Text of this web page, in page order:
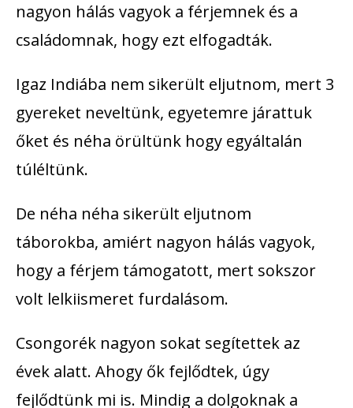
nagyon hálás vagyok a férjemnek és a
családomnak, hogy ezt elfogadták.
Igaz Indiába nem sikerült eljutnom, mert 3
gyereket neveltünk, egyetemre járattuk
őket és néha örültünk hogy egyáltalán
túléltünk.
De néha néha sikerült eljutnom
táborokba, amiért nagyon hálás vagyok,
hogy a férjem támogatott, mert sokszor
volt lelkiismeret furdalásom.
Csongorék nagyon sokat segítettek az
évek alatt. Ahogy ők fejlődtek, úgy
fejlődtünk mi is. Mindig a dolgoknak a